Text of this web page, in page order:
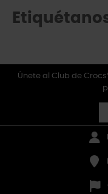
Únete al Club de